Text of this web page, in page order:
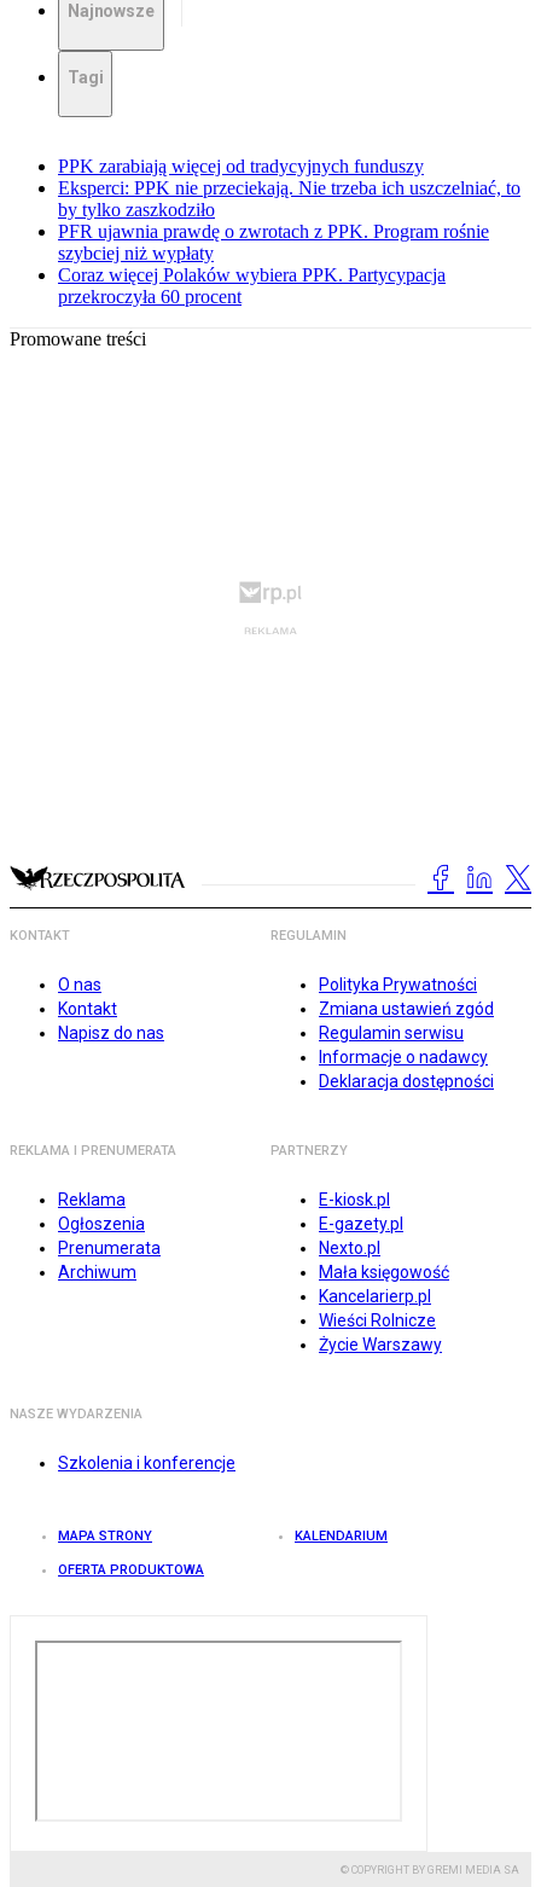
Najnowsze
Tagi
PPK zarabiają więcej od tradycyjnych funduszy
Eksperci: PPK nie przeciekają. Nie trzeba ich uszczelniać, to
by tylko zaszkodziło
PFR ujawnia prawdę o zwrotach z PPK. Program rośnie
szybciej niż wypłaty
Coraz więcej Polaków wybiera PPK. Partycypacja
przekroczyła 60 procent
Promowane treści
KONTAKT
O nas
Kontakt
Napisz do nas
REGULAMIN
Polityka Prywatności
Zmiana ustawień zgód
Regulamin serwisu
Informacje o nadawcy
Deklaracja dostępności
REKLAMA I PRENUMERATA
Reklama
Ogłoszenia
Prenumerata
Archiwum
PARTNERZY
E-kiosk.pl
E-gazety.pl
Nexto.pl
Mała księgowość
Kancelarierp.pl
Wieści Rolnicze
Życie Warszawy
NASZE WYDARZENIA
Szkolenia i konferencje
MAPA STRONY KALENDARIUM
OFERTA PRODUKTOWA
© COPYRIGHT BY GREMI MEDIA SA